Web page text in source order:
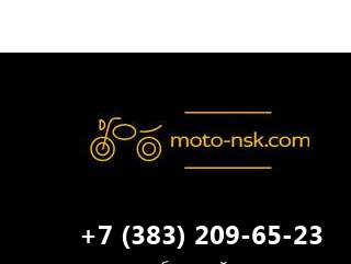
+7 (383) 209-65-23